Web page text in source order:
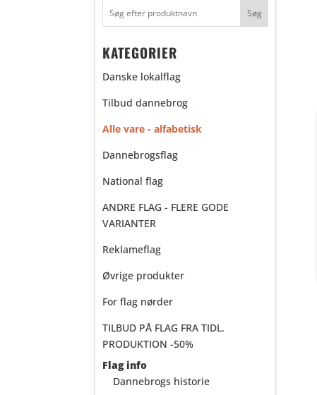
KATEGORIER
Danske lokalflag
Tilbud dannebrog
Alle vare - alfabetisk
Dannebrogsflag
National flag
ANDRE FLAG - FLERE GODE
VARIANTER
Reklameflag
Øvrige produkter
For flag nørder
TILBUD PÅ FLAG FRA TIDL.
PRODUKTION -50%
Flag info
Dannebrogs historie